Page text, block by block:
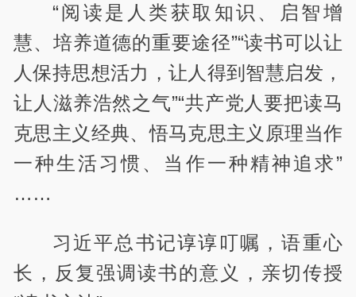
“阅读是人类获取知识、启智增
慧、培养道德的重要途径”“读书可以让
人保持思想活力，让人得到智慧启发，
让人滋养浩然之气”“共产党人要把读马
克思主义经典、悟马克思主义原理当作
一种生活习惯、当作一种精神追求”
……
习近平总书记谆谆叮嘱，语重心
长，反复强调读书的意义，亲切传授